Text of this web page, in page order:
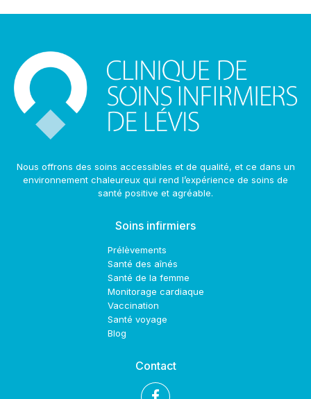
Nous offrons des soins accessibles et de qualité, et ce dans un
environnement chaleureux qui rend l’expérience de soins de
santé positive et agréable.
Soins infirmiers
Prélèvements
Santé des aînés
Santé de la femme
Monitorage cardiaque
Vaccination
Santé voyage
Blog
Contact